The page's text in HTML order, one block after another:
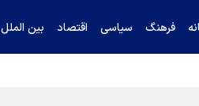
فرهنگ سیاسی اقتصاد بین الملل
درباره پزشکیان را تکذیب کرد